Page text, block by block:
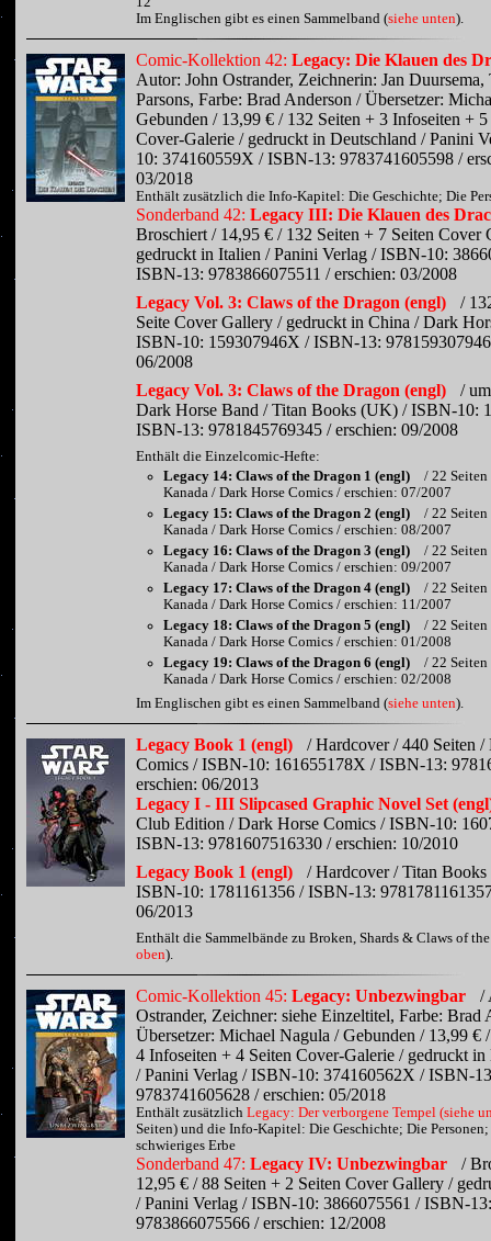
Im Englischen gibt es einen Sammelband (siehe unten).
Comic-Kollektion 42:Legacy: Die Klauen des
Autor: John Ostrander, Zeichnerin: Jan Duursema,
Parsons, Farbe: Brad Anderson / Übersetzer:
Gebunden / 13,99 € / 132 Seiten + 3 Infoseiten + 5
Cover-Galerie / gedruckt in Deutschland / Panini
10: 374160559X / ISBN-13: 9783741605598 /
03/2018
Enthält zusätzlich die Info-Kapitel: Die Geschichte; Die
Sonderband 42:Legacy III: Die Klauen des
Broschiert / 14,95 € / 132 Seiten + 7 Seiten Cover
gedruckt in Italien / Panini Verlag / ISBN-10:
ISBN-13: 9783866075511 / erschien: 03/2008
Legacy Vol. 3: Claws of the Dragon (engl)
/
Seite Cover Gallery / gedruckt in China / Dark
ISBN-10: 159307946X / ISBN-13:
06/2008
Legacy Vol. 3: Claws of the Dragon (engl)
/
Dark Horse Band / Titan Books (UK) / ISBN-10:
ISBN-13: 9781845769345 / erschien: 09/2008
Enthält die Einzelcomic-Hefte:
Legacy 14: Claws of the Dragon 1 (engl)
/ 22
Kanada / Dark Horse Comics / erschien: 07/2007
Legacy 15: Claws of the Dragon 2 (engl)
/ 22
Kanada / Dark Horse Comics / erschien: 08/2007
Legacy 16: Claws of the Dragon 3 (engl)
/ 22
Kanada / Dark Horse Comics / erschien: 09/2007
Legacy 17: Claws of the Dragon 4 (engl)
/ 22
Kanada / Dark Horse Comics / erschien: 11/2007
Legacy 18: Claws of the Dragon 5 (engl)
/ 22
Kanada / Dark Horse Comics / erschien: 01/2008
Legacy 19: Claws of the Dragon 6 (engl)
/ 22
Kanada / Dark Horse Comics / erschien: 02/2008
Im Englischen gibt es einen Sammelband (siehe unten).
Legacy Book 1 (engl)
/ Hardcover / 440 Seiten /
Comics / ISBN-10: 161655178X / ISBN-13:
erschien: 06/2013
Legacy I - III Slipcased Graphic Novel Set
Club Edition / Dark Horse Comics / ISBN-10:
ISBN-13: 9781607516330 / erschien: 10/2010
Legacy Book 1 (engl)
/ Hardcover / Titan
ISBN-10: 1781161356 / ISBN-13:
06/2013
Enthält die Sammelbände zu Broken, Shards & Claws of
oben).
Comic-Kollektion 45:Legacy: Unbezwingbar
/
Ostrander, Zeichner: siehe Einzeltitel, Farbe: Brad
Übersetzer: Michael Nagula / Gebunden / 13,99 €
4 Infoseiten + 4 Seiten Cover-Galerie / gedruckt in
/ Panini Verlag / ISBN-10: 374160562X / ISBN-
9783741605628 / erschien: 05/2018
Enthält zusätzlichLegacy: Der verborgene Tempel (siehe
Seiten) und die Info-Kapitel: Die Geschichte; Die
schwieriges Erbe
Sonderband 47:Legacy IV: Unbezwingbar
/
12,95 € / 88 Seiten + 2 Seiten Cover Gallery /
/ Panini Verlag / ISBN-10: 3866075561 / ISBN-
9783866075566 / erschien: 12/2008